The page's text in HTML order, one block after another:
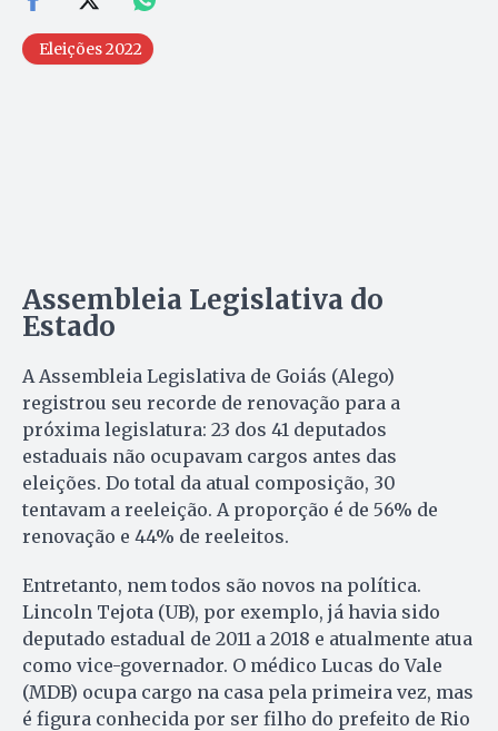
Eleições 2022
Assembleia Legislativa do
Estado
A Assembleia Legislativa de Goiás (Alego)
registrou seu recorde de renovação para a
próxima legislatura: 23 dos 41 deputados
estaduais não ocupavam cargos antes das
eleições. Do total da atual composição, 30
tentavam a reeleição. A proporção é de 56% de
renovação e 44% de reeleitos.
Entretanto, nem todos são novos na política.
Lincoln Tejota (UB), por exemplo, já havia sido
deputado estadual de 2011 a 2018 e atualmente atua
como vice-governador. O médico Lucas do Vale
(MDB) ocupa cargo na casa pela primeira vez, mas
é figura conhecida por ser filho do prefeito de Rio